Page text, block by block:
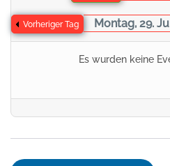
Vorheriger Tag Montag, 29.
Es wurden keine